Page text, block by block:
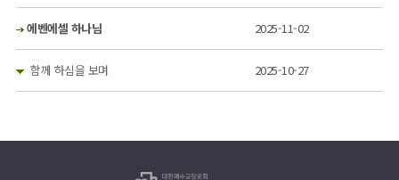
에벤에셀 하나님 2025-11-02
함께 하심을 보며 2025-10-27